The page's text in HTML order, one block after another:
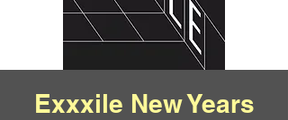
Exxxile New Years